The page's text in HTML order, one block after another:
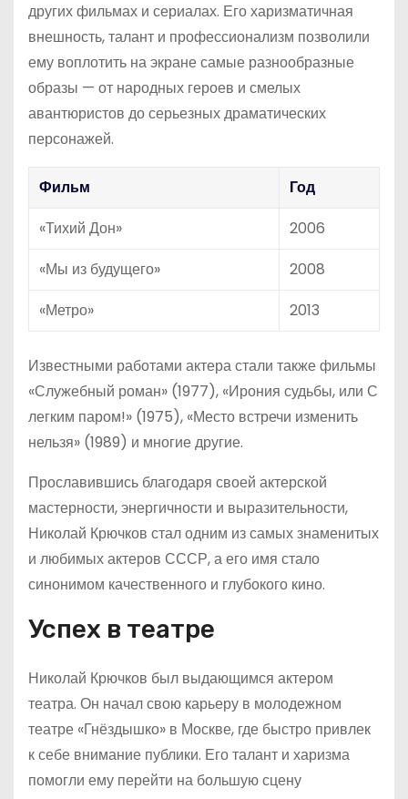
других фильмах и сериалах. Его харизматичная
внешность, талант и профессионализм позволили
ему воплотить на экране самые разнообразные
образы — от народных героев и смелых
авантюристов до серьезных драматических
персонажей.
Фильм
Год
«Тихий Дон»
2006
«Мы из будущего»
2008
«Метро»
2013
Известными работами актера стали также фильмы
«Служебный роман» (1977), «Ирония судьбы, или С
легким паром!» (1975), «Место встречи изменить
нельзя» (1989) и многие другие.
Прославившись благодаря своей актерской
мастерности, энергичности и выразительности,
Николай Крючков стал одним из самых знаменитых
и любимых актеров СССР, а его имя стало
синонимом качественного и глубокого кино.
Успех в театре
Николай Крючков был выдающимся актером
театра. Он начал свою карьеру в молодежном
театре «Гнёздышко» в Москве, где быстро привлек
к себе внимание публики. Его талант и харизма
помогли ему перейти на большую сцену